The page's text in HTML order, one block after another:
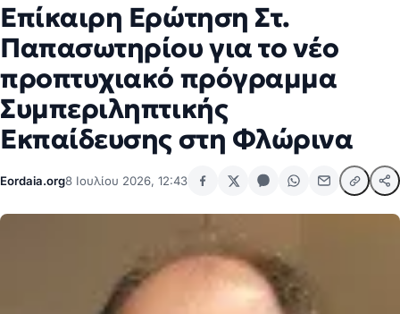
Επίκαιρη Ερώτηση Στ.
Παπασωτηρίου για το νέο
προπτυχιακό πρόγραμμα
Συμπεριληπτικής
Εκπαίδευσης στη Φλώρινα
Eordaia.org8 Ιουλίου 2026, 12:43